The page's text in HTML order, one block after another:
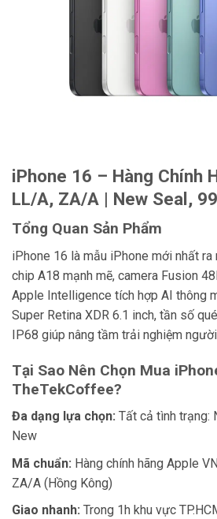
iPhone 16 – Hàng Chính
LL/A, ZA/A | New Seal,
Tổng Quan Sản Phẩm
iPhone 16 là mẫu iPhone mới nhất
chip A18 mạnh mẽ, camera Fusion
Apple Intelligence tích hợp AI thông
Super Retina XDR 6.1 inch, tần số
IP68 giúp nâng tầm trải nghiệm
Tại Sao Nên Chọn Mua
TheTekCoffee?
Đa dạng lựa chọn: Tất cả tình trạng:
New
Mã chuẩn: Hàng chính hãng Apple
ZA/A (Hồng Kông)
Giao nhanh: Trong 1h khu vực